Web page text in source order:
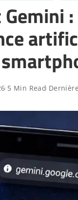
5 Min Read